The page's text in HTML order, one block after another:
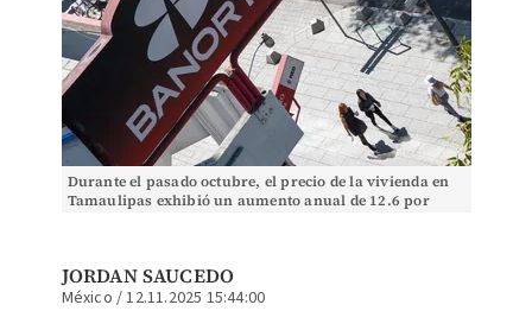
Durante el pasado octubre, el precio de la vivienda en
Tamaulipas exhibió un aumento anual de 12.6 por
JORDAN SAUCEDO
México /12.11.2025 15:44:00